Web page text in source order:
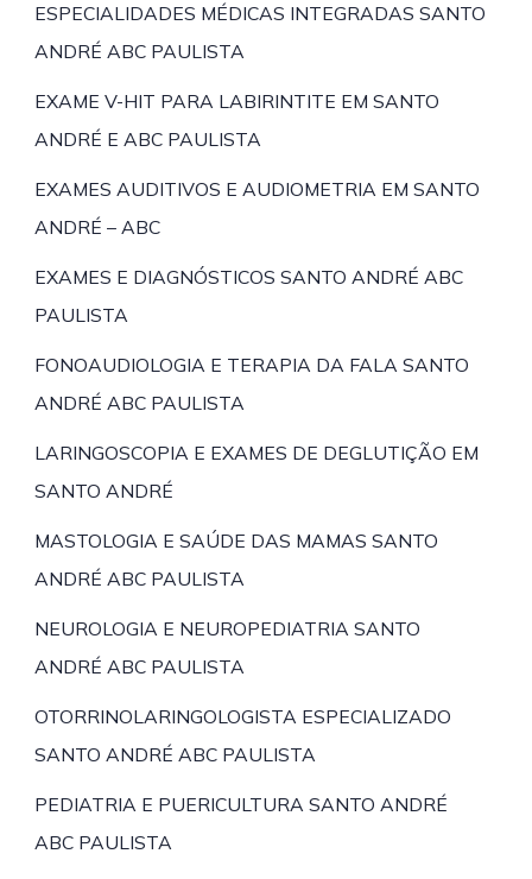
ESPECIALIDADES MÉDICAS INTEGRADAS SANTO
ANDRÉ ABC PAULISTA
EXAME V-HIT PARA LABIRINTITE EM SANTO
ANDRÉ E ABC PAULISTA
EXAMES AUDITIVOS E AUDIOMETRIA EM SANTO
ANDRÉ – ABC
EXAMES E DIAGNÓSTICOS SANTO ANDRÉ ABC
PAULISTA
FONOAUDIOLOGIA E TERAPIA DA FALA SANTO
ANDRÉ ABC PAULISTA
LARINGOSCOPIA E EXAMES DE DEGLUTIÇÃO EM
SANTO ANDRÉ
MASTOLOGIA E SAÚDE DAS MAMAS SANTO
ANDRÉ ABC PAULISTA
NEUROLOGIA E NEUROPEDIATRIA SANTO
ANDRÉ ABC PAULISTA
OTORRINOLARINGOLOGISTA ESPECIALIZADO
SANTO ANDRÉ ABC PAULISTA
PEDIATRIA E PUERICULTURA SANTO ANDRÉ
ABC PAULISTA